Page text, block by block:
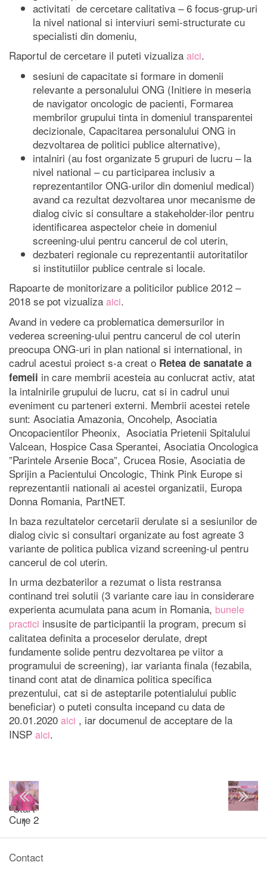
activitati de cercetare calitativa – 6 focus-grup-uri
la nivel national si interviuri semi-structurate cu
specialisti din domeniu,
Raportul de cercetare il puteti vizualiza aici.
sesiuni de capacitate si formare in domenii
relevante a personalului ONG (Initiere in meseria
de navigator oncologic de pacienti, Formarea
membrilor grupului tinta in domeniul transparentei
decizionale, Capacitarea personalului ONG in
dezvoltarea de politici publice alternative),
intalniri (au fost organizate 5 grupuri de lucru – la
nivel national – cu participarea inclusiv a
reprezentantilor ONG-urilor din domeniul medical)
avand ca rezultat dezvoltarea unor mecanisme de
dialog civic si consultare a stakeholder-ilor pentru
identificarea aspectelor cheie in domeniul
screening-ului pentru cancerul de col uterin,
dezbateri regionale cu reprezentantii autoritatilor
si institutiilor publice centrale si locale.
Rapoarte de monitorizare a politicilor publice 2012 –
2018 se pot vizualiza aici.
Avand in vedere ca problematica demersurilor in
vederea screening-ului pentru cancerul de col uterin
preocupa ONG-uri in plan national si international, in
cadrul acestui proiect s-a creat o Retea de sanatate a
femeii in care membrii acesteia au conlucrat activ, atat
la intalnirile grupului de lucru, cat si in cadrul unui
eveniment cu parteneri externi. Membrii acestei retele
sunt: Asociatia Amazonia, Oncohelp, Asociatia
Oncopacientilor Pheonix, Asociatia Prietenii Spitalului
Valcean, Hospice Casa Sperantei, Asociatia Oncologica
”Parintele Arsenie Boca”, Crucea Rosie, Asociatia de
Sprijin a Pacientului Oncologic, Think Pink Europe si
reprezentantii nationali ai acestei organizatii, Europa
Donna Romania, PartNET.
In baza rezultatelor cercetarii derulate si a sesiunilor de
dialog civic si consultari organizate au fost agreate 3
variante de politica publica vizand screening-ul pentru
cancerul de col uterin.
In urma dezbaterilor a rezumat o lista restransa
continand trei solutii (3 variante care iau in considerare
experienta acumulata pana acum in Romania, bunele
practici insusite de participantii la program, precum si
calitatea definita a proceselor derulate, drept
fundamente solide pentru dezvoltarea pe viitor a
programului de screening), iar varianta finala (fezabila,
tinand cont atat de dinamica politica specifica
prezentului, cat si de asteptarile potentialului public
beneficiar) o puteti consulta incepand cu data de
20.01.2020 aici , iar documenul de acceptare de la
INSP aici.
Race
for the
Cure 2
Start
1
Contact